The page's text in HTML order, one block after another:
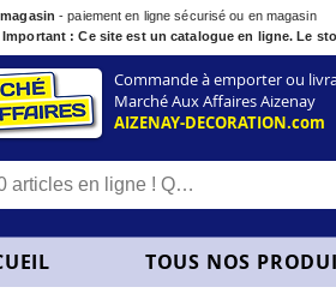
- paiement en ligne sécurisé ou en magasin
: Ce site est un catalogue en ligne. Le
Commande à emporter ou
Marché Aux Affaires Aizenay
AIZENAY-DECORATION.com
TOUS NOS